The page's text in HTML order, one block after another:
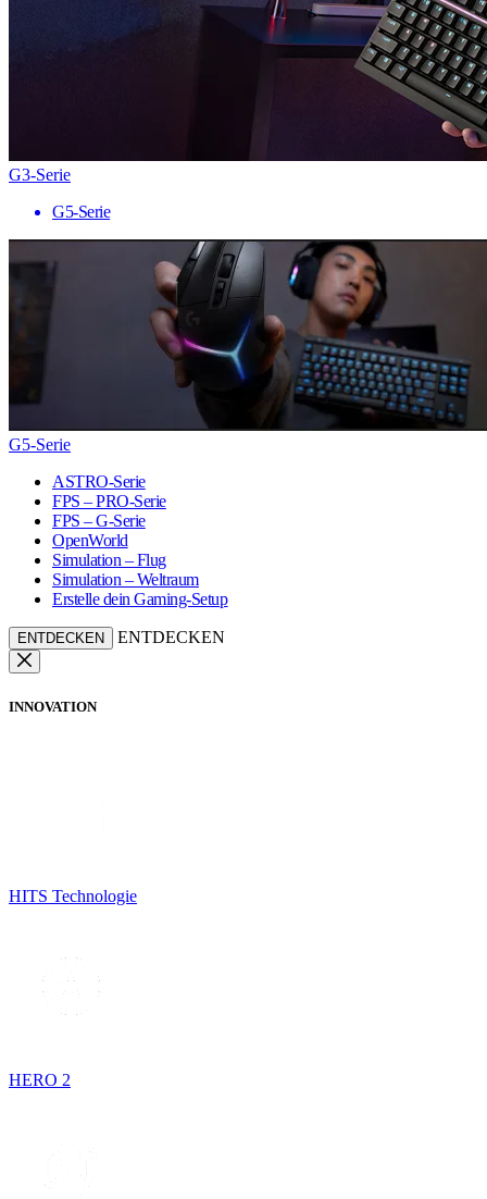
G3-Serie
G5-Serie
G5-Serie
ASTRO-Serie
FPS – PRO-Serie
FPS – G-Serie
OpenWorld
Simulation – Flug
Simulation – Weltraum
Erstelle dein Gaming-Setup
ENTDECKEN ENTDECKEN
INNOVATION
HITS Technologie
HERO 2